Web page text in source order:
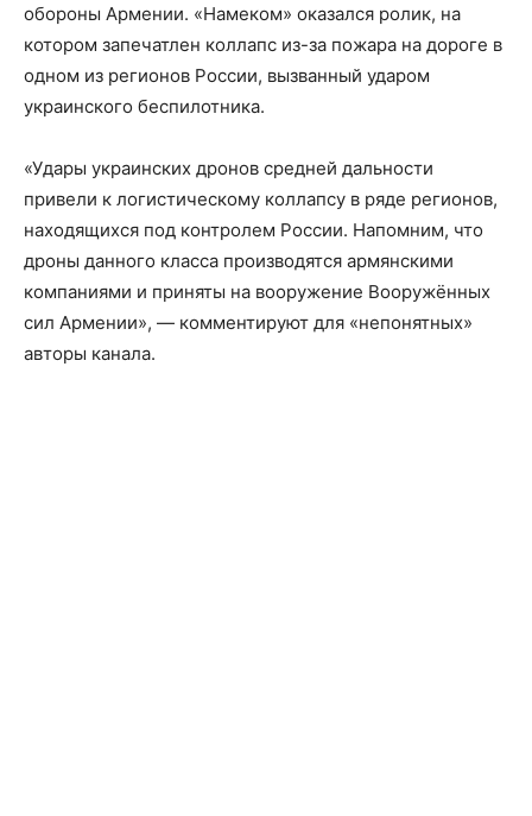
обороны Армении. «Намеком» оказался ролик, на
котором запечатлен коллапс из-за пожара на дороге в
одном из регионов России, вызванный ударом
украинского беспилотника.
«Удары украинских дронов средней дальности
привели к логистическому коллапсу в ряде регионов,
находящихся под контролем России. Напомним, что
дроны данного класса производятся армянскими
компаниями и приняты на вооружение Вооружённых
сил Армении», — комментируют для «непонятных»
авторы канала.